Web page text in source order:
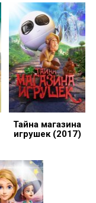
Тайна магазина
игрушек (2017)